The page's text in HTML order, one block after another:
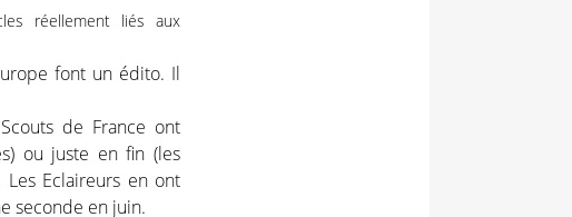
réellement liés aux
font un édito. Il
de France ont
ou juste en fin (les
Eclaireurs en ont
seconde en juin.